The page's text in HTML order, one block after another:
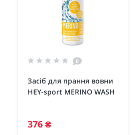
0
Засіб для прання вовни
HEY-sport MERINO WASH
376 ₴